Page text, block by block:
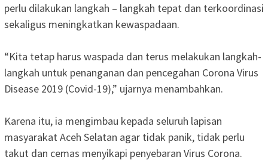
perlu dilakukan langkah – langkah tepat dan terkoordinasi
sekaligus meningkatkan kewaspadaan.
“Kita tetap harus waspada dan terus melakukan langkah-
langkah untuk penanganan dan pencegahan Corona Virus
Disease 2019 (Covid-19),” ujarnya menambahkan.
Karena itu, ia mengimbau kepada seluruh lapisan
masyarakat Aceh Selatan agar tidak panik, tidak perlu
takut dan cemas menyikapi penyebaran Virus Corona.